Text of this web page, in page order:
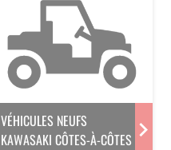
VÉHICULES NEUFS
KAWASAKI CÔTES-À-CÔTES